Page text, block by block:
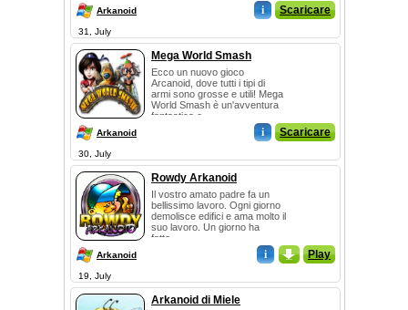
Arkanoid i Scaricare
31, July
Mega World Smash
Ecco un nuovo gioco
Arcanoid, dove tutti i tipi di
armi sono grosse e utili! Mega
World Smash è un'avventura
fantastica e...
Arkanoid i Scaricare
30, July
Rowdy Arkanoid
Il vostro amato padre fa un
bellissimo lavoro. Ogni giorno
demolisce edifici e ama molto il
suo lavoro. Un giorno ha
fatto...
Arkanoid i _ Play
19, July
Arkanoid di Miele